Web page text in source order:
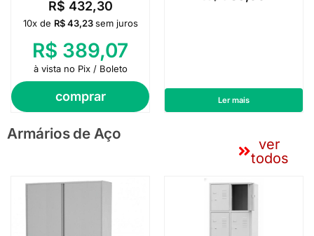
R$ 432,30
comprar
10x de R$43,23 sem juros
R$ 389,07
à vista no Pix / Boleto
Ler mais
Armários de Aço
ver
todos